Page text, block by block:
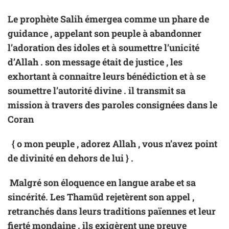
Le prophète Salih émergea comme un phare de
guidance , appelant son peuple à abandonner
l’adoration des idoles et à soumettre l’unicité
d’Allah . son message était de justice , les
exhortant à connaitre leurs bénédiction et à se
soumettre l’autorité divine . il transmit sa
mission à travers des paroles consignées dans le
Coran
{ o mon peuple , adorez Allah , vous n’avez point
de divinité en dehors de lui } .
Malgré son éloquence en langue arabe et sa
sincérité. Les Thamūd rejetèrent son appel ,
retranchés dans leurs traditions païennes et leur
fierté mondaine . ils exigèrent une preuve